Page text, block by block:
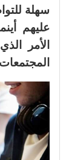
سهلة
عليهم
الأمر